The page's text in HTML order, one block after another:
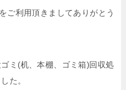
ご利用頂きましてありがとう
ミ(机、本棚、ゴミ箱)回収処
た。